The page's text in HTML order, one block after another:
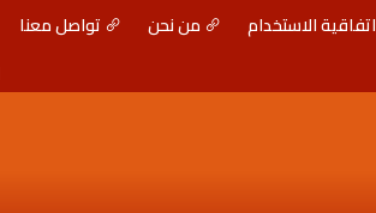
اتفاقية الاستخدام من نحن تواصل معنا